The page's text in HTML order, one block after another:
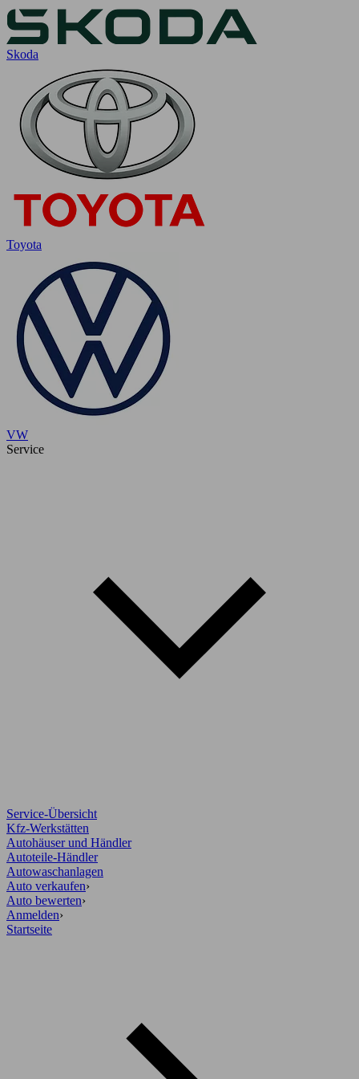
Skoda
Toyota
VW
Service
Service-Übersicht
Kfz-Werkstätten
Autohäuser und Händler
Autoteile-Händler
Autowaschanlagen
Auto verkaufen›
Auto bewerten›
Anmelden›
Startseite